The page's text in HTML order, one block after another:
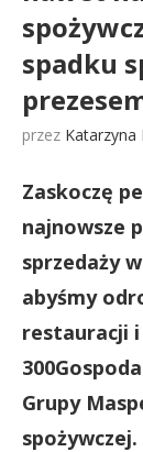
spadku
przez Katarzyna
Zaskoczę
najnowsze
sprzedaży
abyśmy
restauracji
Grupy
spożywczej.